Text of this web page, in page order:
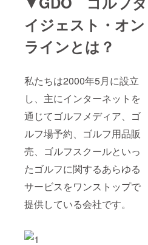
イジェスト・オン
ラインとは？
私たちは2000年5月に設立
し、主にインターネットを
通じてゴルフメディア、ゴ
ルフ場予約、ゴルフ用品販
売、ゴルフスクールといっ
たゴルフに関するあらゆる
サービスをワンストップで
提供している会社です。